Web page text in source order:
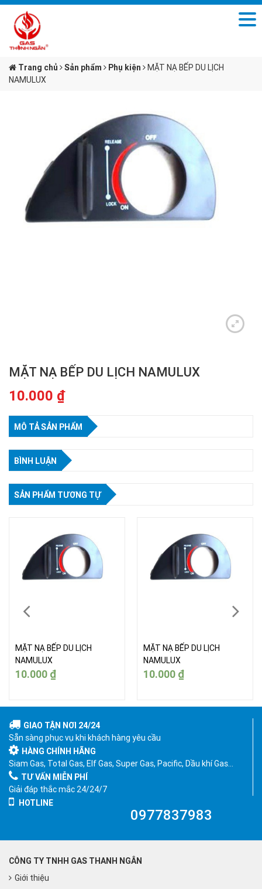
Trang chủ Sản phẩm Phụ kiện
MẶT NẠ BẾP DU LỊCH
NAMULUX
MẶT NẠ BẾP DU LỊCH NAMULUX
10.000 ₫
MÔ TẢ SẢN PHẨM
BÌNH LUẬN
SẢN PHẨM TƯƠNG TỰ
MẶT NẠ BẾP DU LỊCH
NAMULUX
10.000 ₫
MẶT NẠ BẾP DU LỊCH
NAMULUX
10.000 ₫
GIAO TẬN NƠI 24/24
Sẵn sàng phục vụ khi khách hàng yêu cầu
HÀNG CHÍNH HÃNG
Siam Gas, Total Gas, Elf Gas, Super Gas, Pacific, Dầu khí Gas…
TƯ VẤN MIỄN PHÍ
Giải đáp thắc mắc 24/24/7
HOTLINE
0977837983
CÔNG TY TNHH GAS THANH NGÂN
Giới thiệu